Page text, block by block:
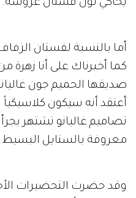
يحاكي لون فستان عروسه.
أما بالنسبة لفستان
كما أخبرناك على أنا
صديقها الحميم جون
أعتقد أنه سيكون
تصاميم غاليانو تشتهر
معروفة بالستايل البسيط
وقد حضرت التحضيرات